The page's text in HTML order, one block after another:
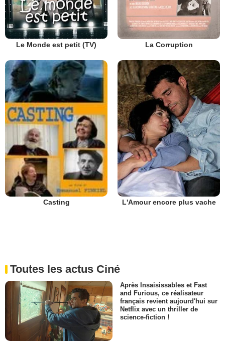
Le Monde est petit (TV) La Corruption
Casting L'Amour encore plus vache
Toutes les actus Ciné
Après Insaisissables et Fast
and Furious, ce réalisateur
français revient aujourd'hui sur
Netflix avec un thriller de
science-fiction !